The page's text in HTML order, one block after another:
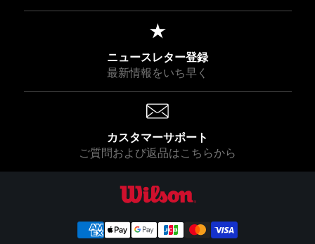
ニュースレター登録
最新情報をいち早く
カスタマーサポート
ご質問および返品はこちらから